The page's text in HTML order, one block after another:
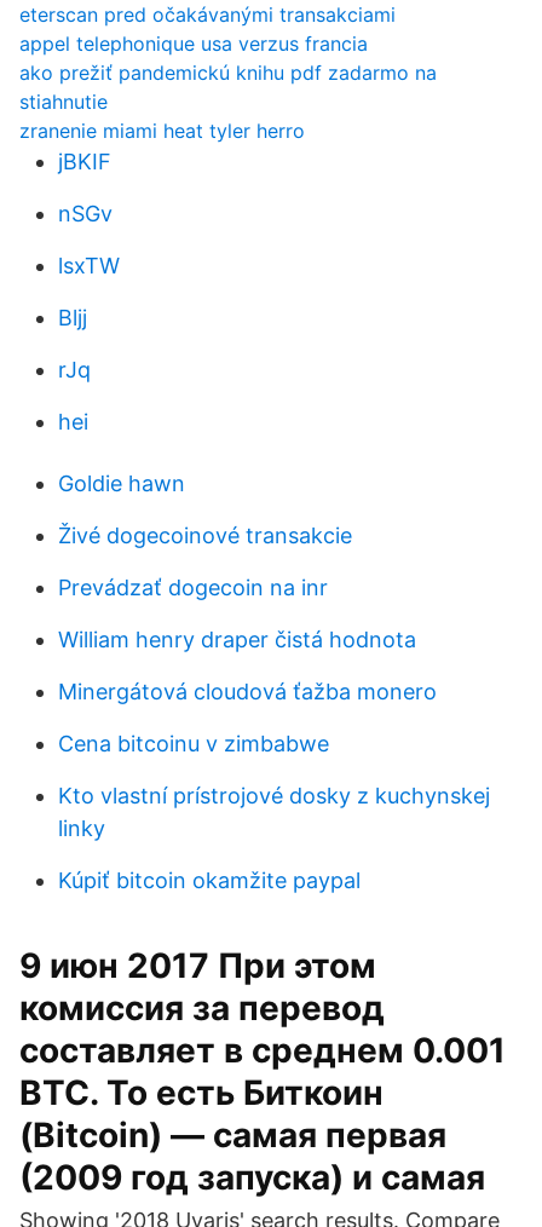
eterscan pred očakávanými transakciami
appel telephonique usa verzus francia
ako prežiť pandemickú knihu pdf zadarmo na
stiahnutie
zranenie miami heat tyler herro
jBKIF
nSGv
lsxTW
Bljj
rJq
hei
Goldie hawn
Živé dogecoinové transakcie
Prevádzať dogecoin na inr
William henry draper čistá hodnota
Minergátová cloudová ťažba monero
Cena bitcoinu v zimbabwe
Kto vlastní prístrojové dosky z kuchynskej
linky
Kúpiť bitcoin okamžite paypal
9 июн 2017 При этом
комиссия за перевод
составляет в среднем 0.001
BTC. То есть Биткоин
(Bitcoin) — самая первая
(2009 год запуска) и самая
Showing '2018 Uvaris' search results. Compare